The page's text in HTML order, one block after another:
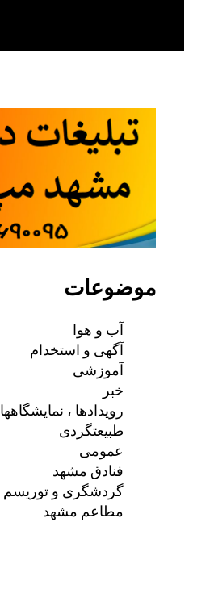
content
موضوعات
آب و هوا
آگهی و استخدام
آموزشی
خبر
رویدادها ، نمایشگاهها
طبیعتگردی
عمومی
فنادق مشهد
گردشگری و توریسم
مطاعم مشهد